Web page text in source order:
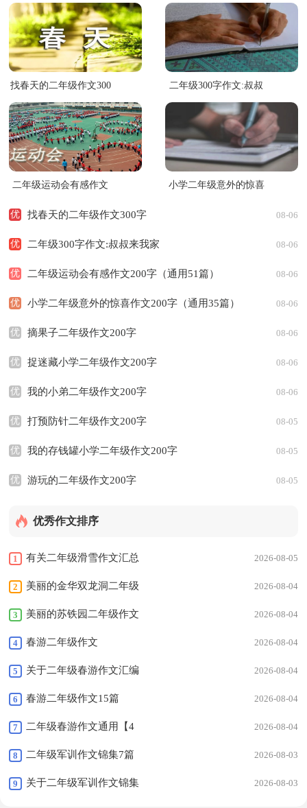
找春天的二年级作文300
字
二年级300字作文:叔叔
来我家
二年级运动会有感作文
200字（通用51篇）
小学二年级意外的惊喜
优 找春天的二年级作文300字 08-06
优 二年级300字作文:叔叔来我家 08-06
优 二年级运动会有感作文200字（通用51篇） 08-06
优 小学二年级意外的惊喜作文200字（通用35篇） 08-06
优 摘果子二年级作文200字 08-06
优 捉迷藏小学二年级作文200字 08-06
优 我的小弟二年级作文200字 08-06
优 打预防针二年级作文200字 08-05
优 我的存钱罐小学二年级作文200字 08-05
优 游玩的二年级作文200字 08-05
优秀作文排序
1 有关二年级滑雪作文汇总
9篇
2026-08-05
2 美丽的金华双龙洞二年级
作文
2026-08-04
3 美丽的苏铁园二年级作文 2026-08-04
4 春游二年级作文 2026-08-04
5 关于二年级春游作文汇编
10篇
2026-08-04
6 春游二年级作文15篇 2026-08-04
7 二年级春游作文通用【4
篇】
2026-08-04
8 二年级军训作文锦集7篇 2026-08-03
9 关于二年级军训作文锦集 2026-08-03